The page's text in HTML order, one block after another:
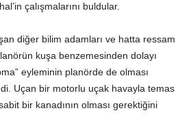
çalışmalarını buldular.
diğer bilim adamları ve hatta ressam
kuşa benzemesinden dolayı
eyleminin planörde de olması
Uçan bir motorlu uçak havayla temas
bir kanadının olması gerektiğini